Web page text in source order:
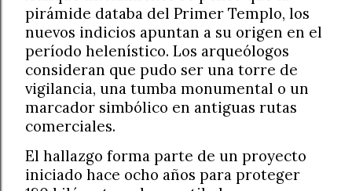
pirámide databa del Primer Templo, los
nuevos indicios apuntan a su origen en el
período helenístico. Los arqueólogos
consideran que pudo ser una torre de
vigilancia, una tumba monumental o un
marcador simbólico en antiguas rutas
comerciales.
El hallazgo forma parte de un proyecto
iniciado hace ocho años para proteger